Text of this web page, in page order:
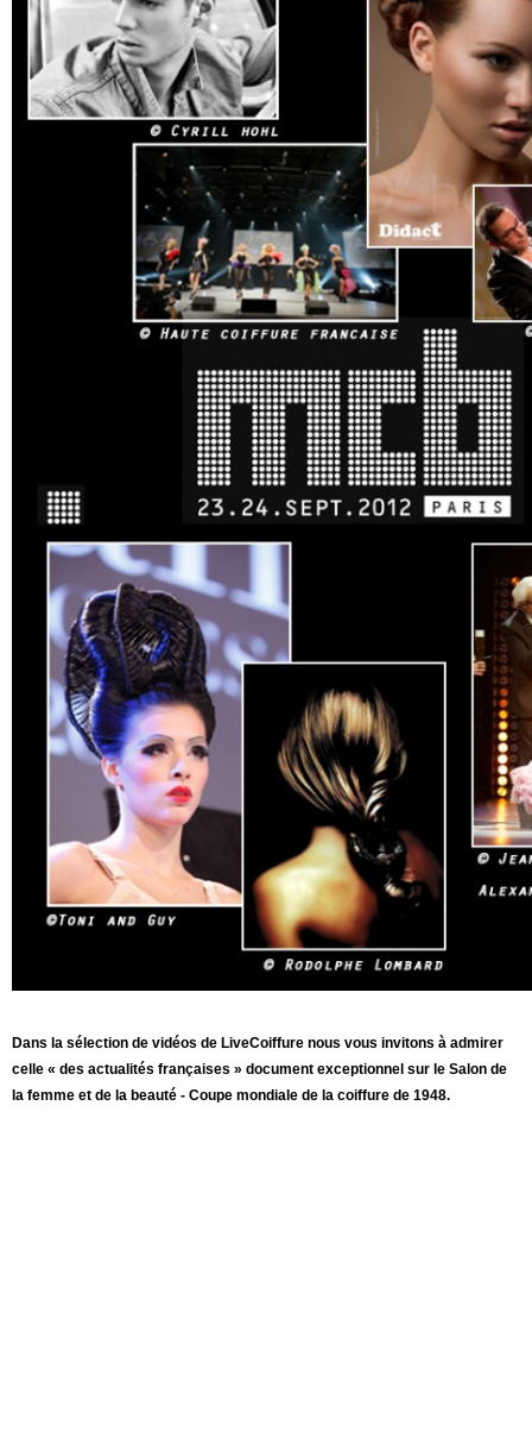
Dans la sélection de vidéos de LiveCoiffure nous vous invitons à admirer
celle « des actualités françaises » document exceptionnel sur le Salon de
la femme et de la beauté - Coupe mondiale de la coiffure de 1948.